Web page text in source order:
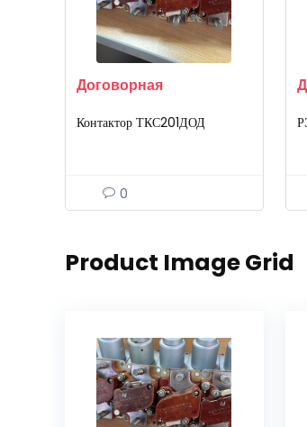
Договорная
Контактор ТКС201ДОД
0
Product Image Grid